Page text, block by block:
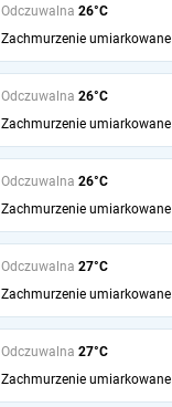
Odczuwalna 26°C
Zachmurzenie umiarkowane
Odczuwalna 26°C
Zachmurzenie umiarkowane
Odczuwalna 26°C
Zachmurzenie umiarkowane
Odczuwalna 27°C
Zachmurzenie umiarkowane
Odczuwalna 27°C
Zachmurzenie umiarkowane